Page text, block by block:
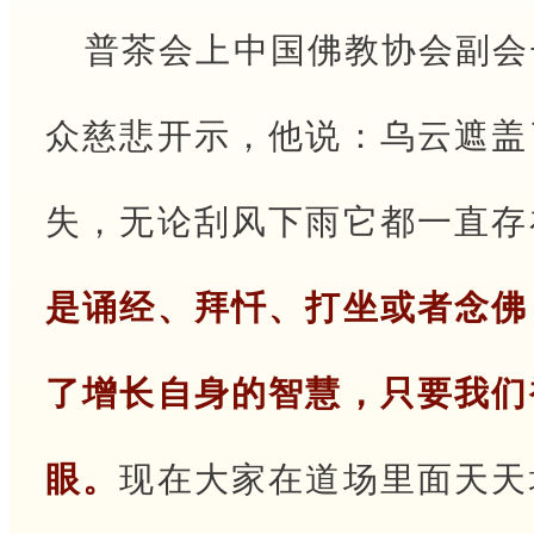
普茶会上中国佛教协会副
众慈悲开示，他说：乌云遮
失，无论刮风下雨它都一直
是诵经、拜忏、打坐或者念
了增长自身的智慧，只要我
眼。现在大家在道场里面天